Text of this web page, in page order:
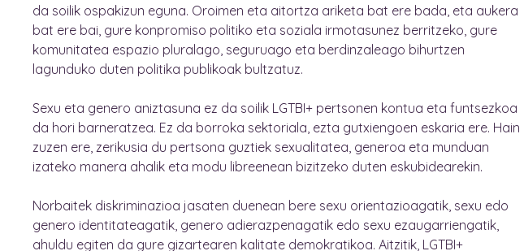
da soilik ospakizun eguna. Oroimen eta aitortza ariketa bat ere bada, eta aukera
bat ere bai, gure konpromiso politiko eta soziala irmotasunez berritzeko, gure
komunitatea espazio pluralago, seguruago eta berdinzaleago bihurtzen
lagunduko duten politika publikoak bultzatuz.
Sexu eta genero aniztasuna ez da soilik LGTBI+ pertsonen kontua eta funtsezkoa
da hori barneratzea. Ez da borroka sektoriala, ezta gutxiengoen eskaria ere. Hain
zuzen ere, zerikusia du pertsona guztiek sexualitatea, generoa eta munduan
izateko manera ahalik eta modu libreenean bizitzeko duten eskubidearekin.
Norbaitek diskriminazioa jasaten duenean bere sexu orientazioagatik, sexu edo
genero identitateagatik, genero adierazpenagatik edo sexu ezaugarriengatik,
ahuldu egiten da gure gizartearen kalitate demokratikoa. Aitzitik, LGTBI+